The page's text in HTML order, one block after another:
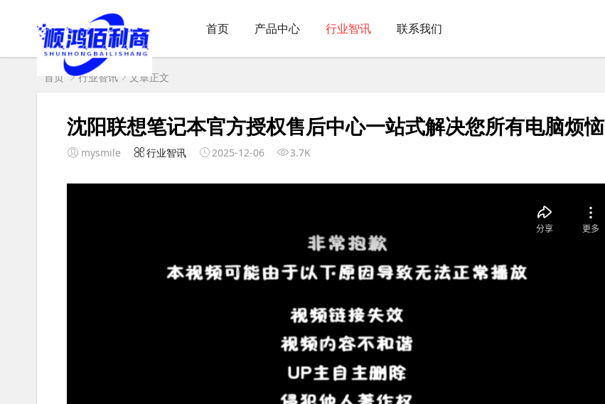
首页 产品中心 行业智讯 联系我们
首页 行业智讯 文章正文
沈阳联想笔记本官方授权售后中心一站式解决您所有电脑烦恼
mysmile 行业智讯 2025-12-06 3.7K